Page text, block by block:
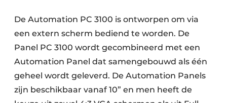
De Automation PC 3100 is ontworpen om via
een extern scherm bediend te worden. De
Panel PC 3100 wordt gecombineerd met een
Automation Panel dat samengebouwd als één
geheel wordt geleverd. De Automation Panels
zijn beschikbaar vanaf 10” en men heeft de